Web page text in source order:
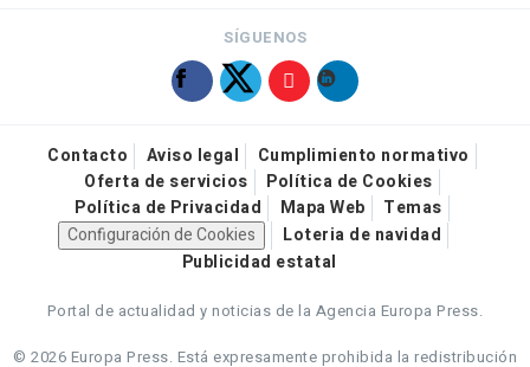
SÍGUENOS
Contacto Aviso legal
Cumplimiento normativo
Oferta de servicios
Política de Cookies
Política de Privacidad
Mapa Web
Temas
Configuración de Cookies
Loteria de navidad
Publicidad estatal
Portal de actualidad y noticias de la Agencia Europa Press.
© 2026 Europa Press. Está expresamente prohibida la redistribución